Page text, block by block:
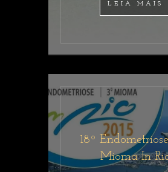
LEIA MAIS
18º
Mioma In